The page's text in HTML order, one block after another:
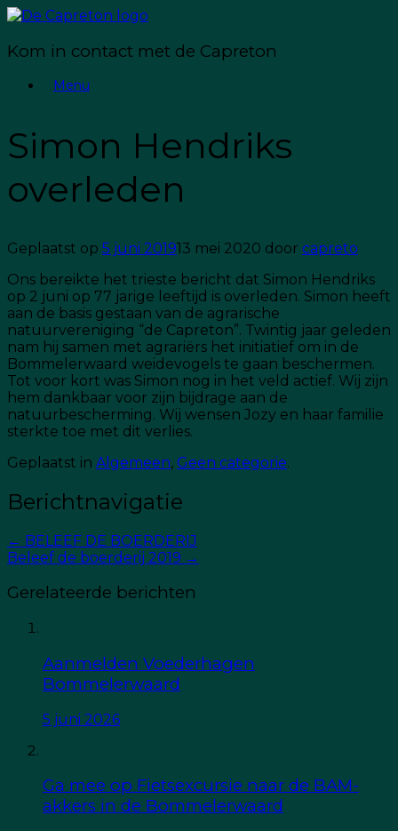
Spring
inhoud
Kom in contact met de Capreton
Menu
Simon Hendriks
overleden
Geplaatst op 5 juni 201913 mei 2020 door capreto
Ons bereikte het trieste bericht dat Simon Hendriks
op 2 juni op 77 jarige leeftijd is overleden. Simon heeft
aan de basis gestaan van de agrarische
natuurvereniging “de Capreton”. Twintig jaar geleden
nam hij samen met agrariërs het initiatief om in de
Bommelerwaard weidevogels te gaan beschermen.
Tot voor kort was Simon nog in het veld actief. Wij zijn
hem dankbaar voor zijn bijdrage aan de
natuurbescherming. Wij wensen Jozy en haar familie
sterkte toe met dit verlies.
Geplaatst in Algemeen, Geen categorie.
Berichtnavigatie
← BELEEF DE BOERDERIJ
Beleef de boerderij 2019 →
Gerelateerde berichten
Aanmelden Voederhagen
Bommelerwaard
5 juni 2026
Ga mee op Fietsexcursie naar de BAM-
akkers in de Bommelerwaard